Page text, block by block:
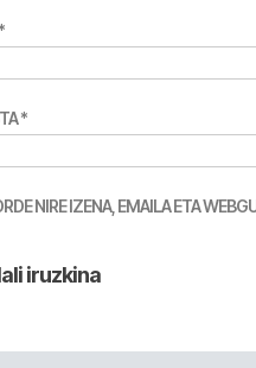
*
*
NIRE IZENA, EMAILA ETA